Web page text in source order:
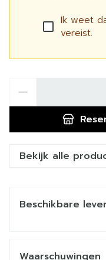
Ik weet
vereist.
Bekijk alle
Beschikbare
Waarschuwingen